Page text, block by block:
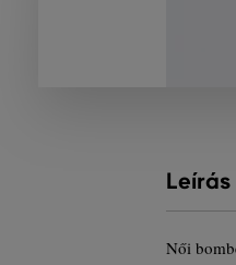
Leírás
Női